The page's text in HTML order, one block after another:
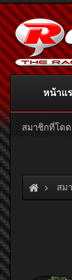
สม
หน้าแ
สมาชิกที่โดด